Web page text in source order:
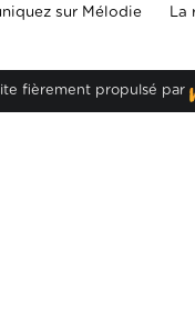
sur Mélodie La
fièrement propulsé par